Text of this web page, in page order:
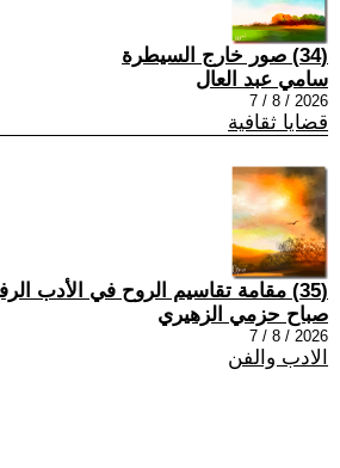
(34) صور خارج السيطرة
سامي عبد العال
2026 / 8 / 7
قضايا ثقافية
(35) مقامة تقاسيم الروح في الأدب الرفيع .
صباح حزمي الزهيري
2026 / 8 / 7
الادب والفن